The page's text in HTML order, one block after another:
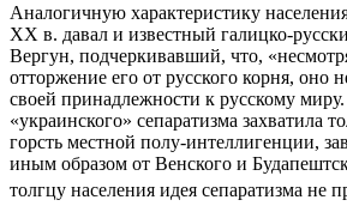
Аналогичную характеристику
XX в. давал и известный галицко-
Вергун, подчеркивавший, что,
отторжение его от русского корня, оно
своей принадлежности к русскому
«украинского» сепаратизма захватила
горсть местной полу-интеллигенции,
иным образом от Венского и
толгцу населения идея сепаратизма не